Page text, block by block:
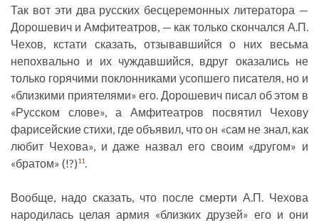
Так вот эти два русских бесцеремонных литератора —
Дорошевич и Амфитеатров, — как только скончался А.П.
Чехов, кстати сказать, отзывавшийся о них весьма
непохвально и их чуждавшийся, вдруг оказались не
только горячими поклонниками усопшего писателя, но и
«близкими приятелями» его. Дорошевич писал об этом в
«Русском слове», а Амфитеатров посвятил Чехову
фарисейские стихи, где объявил, что он «сам не знал, как
любит Чехова», и даже назвал его своим «другом» и
«братом» (!?)11.
Вообще, надо сказать, что после смерти А.П. Чехова
народилась целая армия «близких друзей» его и они